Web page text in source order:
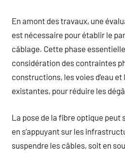
En amont des travaux, une
est nécessaire pour établir le
câblage. Cette phase
considération des contraintes
constructions, les voies d’eau
existantes, pour réduire les
La pose de la fibre optique peut
en s’appuyant sur les
suspendre les câbles, soit en